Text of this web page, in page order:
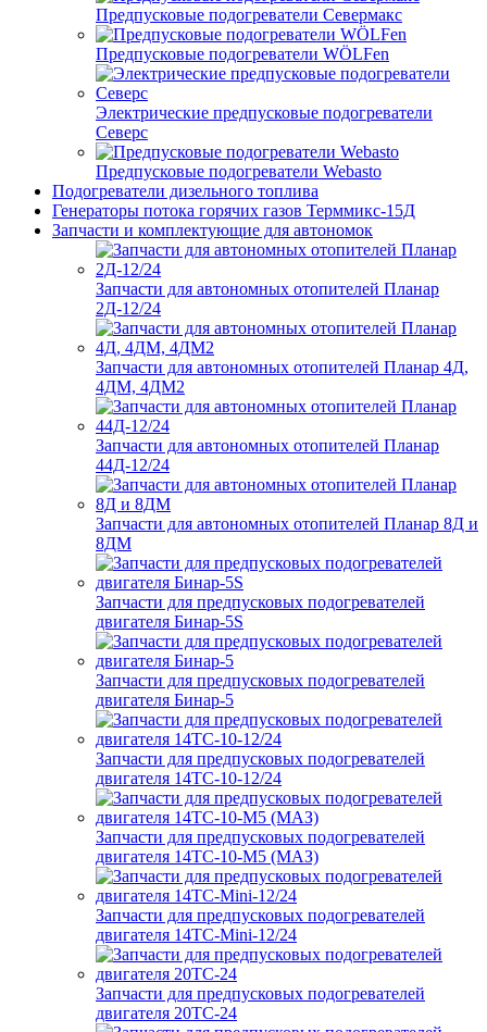
Предпусковые подогреватели Севермакс
Предпусковые подогреватели WÖLFen
Электрические предпусковые подогреватели
Северс
Предпусковые подогреватели Webasto
Подогреватели дизельного топлива
Генераторы потока горячих газов Терммикс-15Д
Запчасти и комплектующие для автономок
Запчасти для автономных отопителей Планар
2Д-12/24
Запчасти для автономных отопителей Планар 4Д,
4ДМ, 4ДМ2
Запчасти для автономных отопителей Планар
44Д-12/24
Запчасти для автономных отопителей Планар 8Д и
8ДМ
Запчасти для предпусковых подогревателей
двигателя Бинар-5S
Запчасти для предпусковых подогревателей
двигателя Бинар-5
Запчасти для предпусковых подогревателей
двигателя 14ТС-10-12/24
Запчасти для предпусковых подогревателей
двигателя 14ТС-10-М5 (МАЗ)
Запчасти для предпусковых подогревателей
двигателя 14ТС-Mini-12/24
Запчасти для предпусковых подогревателей
двигателя 20ТС-24